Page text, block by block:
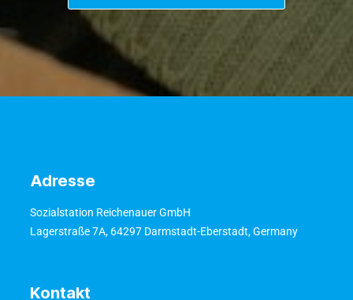
Adresse
Sozialstation Reichenauer GmbH
Lagerstraße 7A, 64297 Darmstadt-Eberstadt, Germany
Kontakt